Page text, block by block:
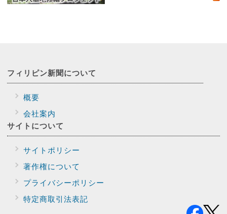
フィリピン新聞について
概要
会社案内
サイトについて
サイトポリシー
著作権について
プライバシーポリシー
特定商取引法表記